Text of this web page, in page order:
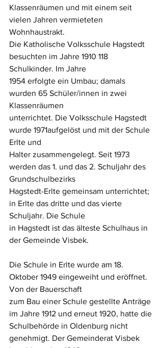
Klassenräumen und mit einem seit
vielen Jahren vermieteten
Wohnhaustrakt.
Die Katholische Volksschule Hagstedt
besuchten im Jahre 1910 118
Schulkinder. Im Jahre
1954 erfolgte ein Umbau; damals
wurden 65 Schüler/innen in zwei
Klassenräumen
unterrichtet. Die Volksschule Hagstedt
wurde 1971aufgelöst und mit der Schule
Erlte und
Halter zusammengelegt. Seit 1973
werden das 1. und das 2. Schuljahr des
Grundschulbezirks
Hagstedt-Erlte gemeinsam unterrichtet;
in Erlte das dritte und das vierte
Schuljahr. Die Schule
in Hagstedt ist das älteste Schulhaus in
der Gemeinde Visbek.
Die Schule in Erlte wurde am 18.
Oktober 1949 eingeweiht und eröffnet.
Von der Bauerschaft
zum Bau einer Schule gestellte Anträge
im Jahre 1912 und erneut 1920, hatte die
Schulbehörde in Oldenburg nicht
genehmigt. Der Gemeinderat Visbek